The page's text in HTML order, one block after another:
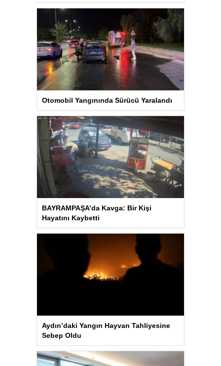
Otomobil Yangınında Sürücü Yaralandı
BAYRAMPAŞA’da Kavga: Bir Kişi
Hayatını Kaybetti
Aydın’daki Yangın Hayvan Tahliyesine
Sebep Oldu